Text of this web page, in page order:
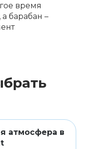
время
барабан –
атмосфера в